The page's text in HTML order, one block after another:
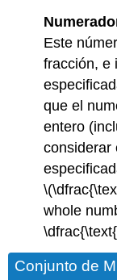
Este
fracción, e
que el
entero
considerar
whole
Conjunto de